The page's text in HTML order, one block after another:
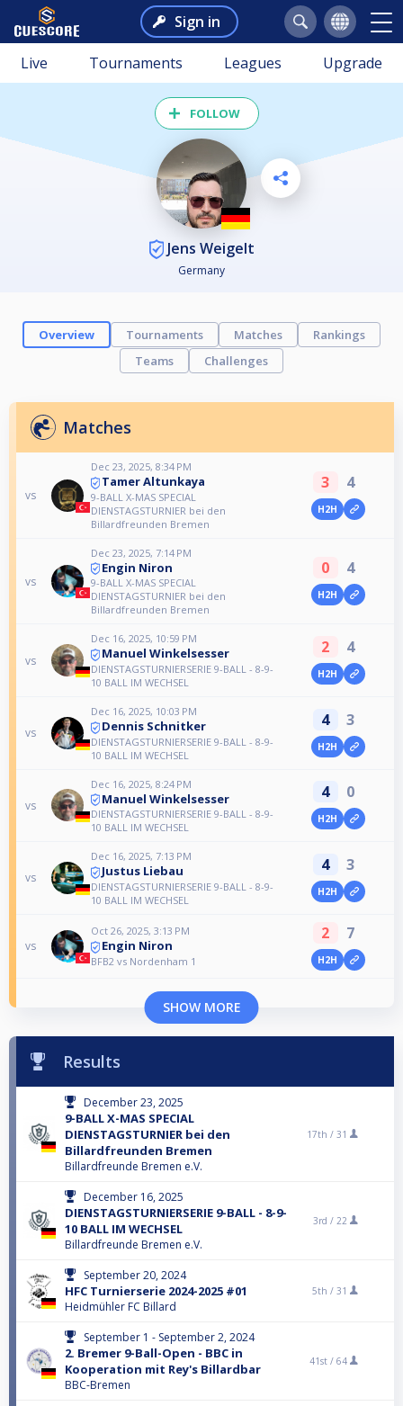
Sign in
Live Tournaments Leagues Upgrade
FOLLOW
Jens Weigelt
Germany
Overview Tournaments Matches
Rankings
Teams
Challenges
Matches
vs
Dec 23, 2025, 8:34 PM
Tamer Altunkaya
9-BALL X-MAS SPECIAL
DIENSTAGSTURNIER bei den
Billardfreunden Bremen
3 4
H2H
vs
Dec 23, 2025, 7:14 PM
Engin Niron
9-BALL X-MAS SPECIAL
DIENSTAGSTURNIER bei den
Billardfreunden Bremen
0 4
H2H
vs
Dec 16, 2025, 10:59 PM
Manuel Winkelsesser
DIENSTAGSTURNIERSERIE 9-BALL - 8-9-
10 BALL IM WECHSEL
2 4
H2H
vs
Dec 16, 2025, 10:03 PM
Dennis Schnitker
DIENSTAGSTURNIERSERIE 9-BALL - 8-9-
10 BALL IM WECHSEL
4 3
H2H
vs
Dec 16, 2025, 8:24 PM
Manuel Winkelsesser
DIENSTAGSTURNIERSERIE 9-BALL - 8-9-
10 BALL IM WECHSEL
4 0
H2H
vs
Dec 16, 2025, 7:13 PM
Justus Liebau
DIENSTAGSTURNIERSERIE 9-BALL - 8-9-
10 BALL IM WECHSEL
4 3
H2H
vs
Oct 26, 2025, 3:13 PM
Engin Niron
BFB2 vs Nordenham 1
2 7
H2H
SHOW MORE
Results
December 23, 2025
9-BALL X-MAS SPECIAL
DIENSTAGSTURNIER bei den
Billardfreunden Bremen
Billardfreunde Bremen e.V.
17th / 31
December 16, 2025
DIENSTAGSTURNIERSERIE 9-BALL - 8-9-
10 BALL IM WECHSEL
Billardfreunde Bremen e.V.
3rd / 22
September 20, 2024
HFC Turnierserie 2024-2025 #01
Heidmühler FC Billard
5th / 31
September 1 - September 2, 2024
2. Bremer 9-Ball-Open - BBC in
Kooperation mit Rey's Billardbar
BBC-Bremen
41st / 64